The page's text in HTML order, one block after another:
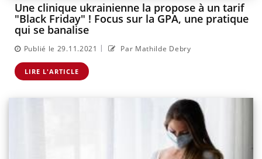
Une clinique ukrainienne la propose à un tarif
"Black Friday" ! Focus sur la GPA, une pratique
qui se banalise
Publié le 29.11.2021 | Par Mathilde Debry
LIRE L'ARTICLE